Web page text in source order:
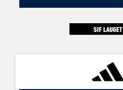
SIF LAUGET